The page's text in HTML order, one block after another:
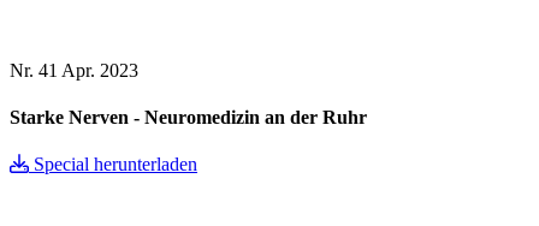
Nr. 41 Apr. 2023
Starke Nerven - Neuromedizin an der Ruhr
Special herunterladen